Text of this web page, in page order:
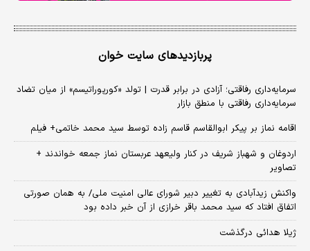
پربازدیدهای سایت خوان
سرمایه‌داری رفاقتی؛ آزادی در برابر قدرت | تولد «کورپوراتیسم» از میان تضاد
سرمایه‌داری رفاقتی با منطق بازار
اقامه نماز بر پیکر ابوالقاسم قاسم زاده توسط سید محمد خاتمی+ فیلم
اردوغان و شهباز شریف در کنار ولیعهد عربستان نماز جمعه خواندند +
تصاویر
واکنش زیدآبادی به تغییر دبیر شورای عالی امنیت ملی/ به همان صورتی
اتفاق افتاد که سید محمد باقر خرازی از آن خبر داده بود
ژیلا هدائی درگذشت